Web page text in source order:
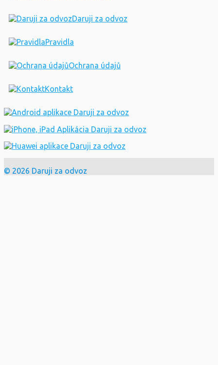
Daruji za odvoz
Pravidla
Ochrana údajů
Kontakt
© 2026 Daruji za odvoz